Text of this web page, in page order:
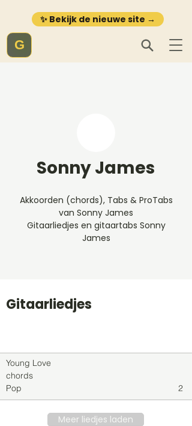
✨ Bekijk de nieuwe site →
G
Sonny James
Akkoorden (chords), Tabs & ProTabs
van Sonny James
Gitaarliedjes en gitaartabs Sonny
James
Gitaarliedjes
Young Love
chords
Pop
2
Meer liedjes laden